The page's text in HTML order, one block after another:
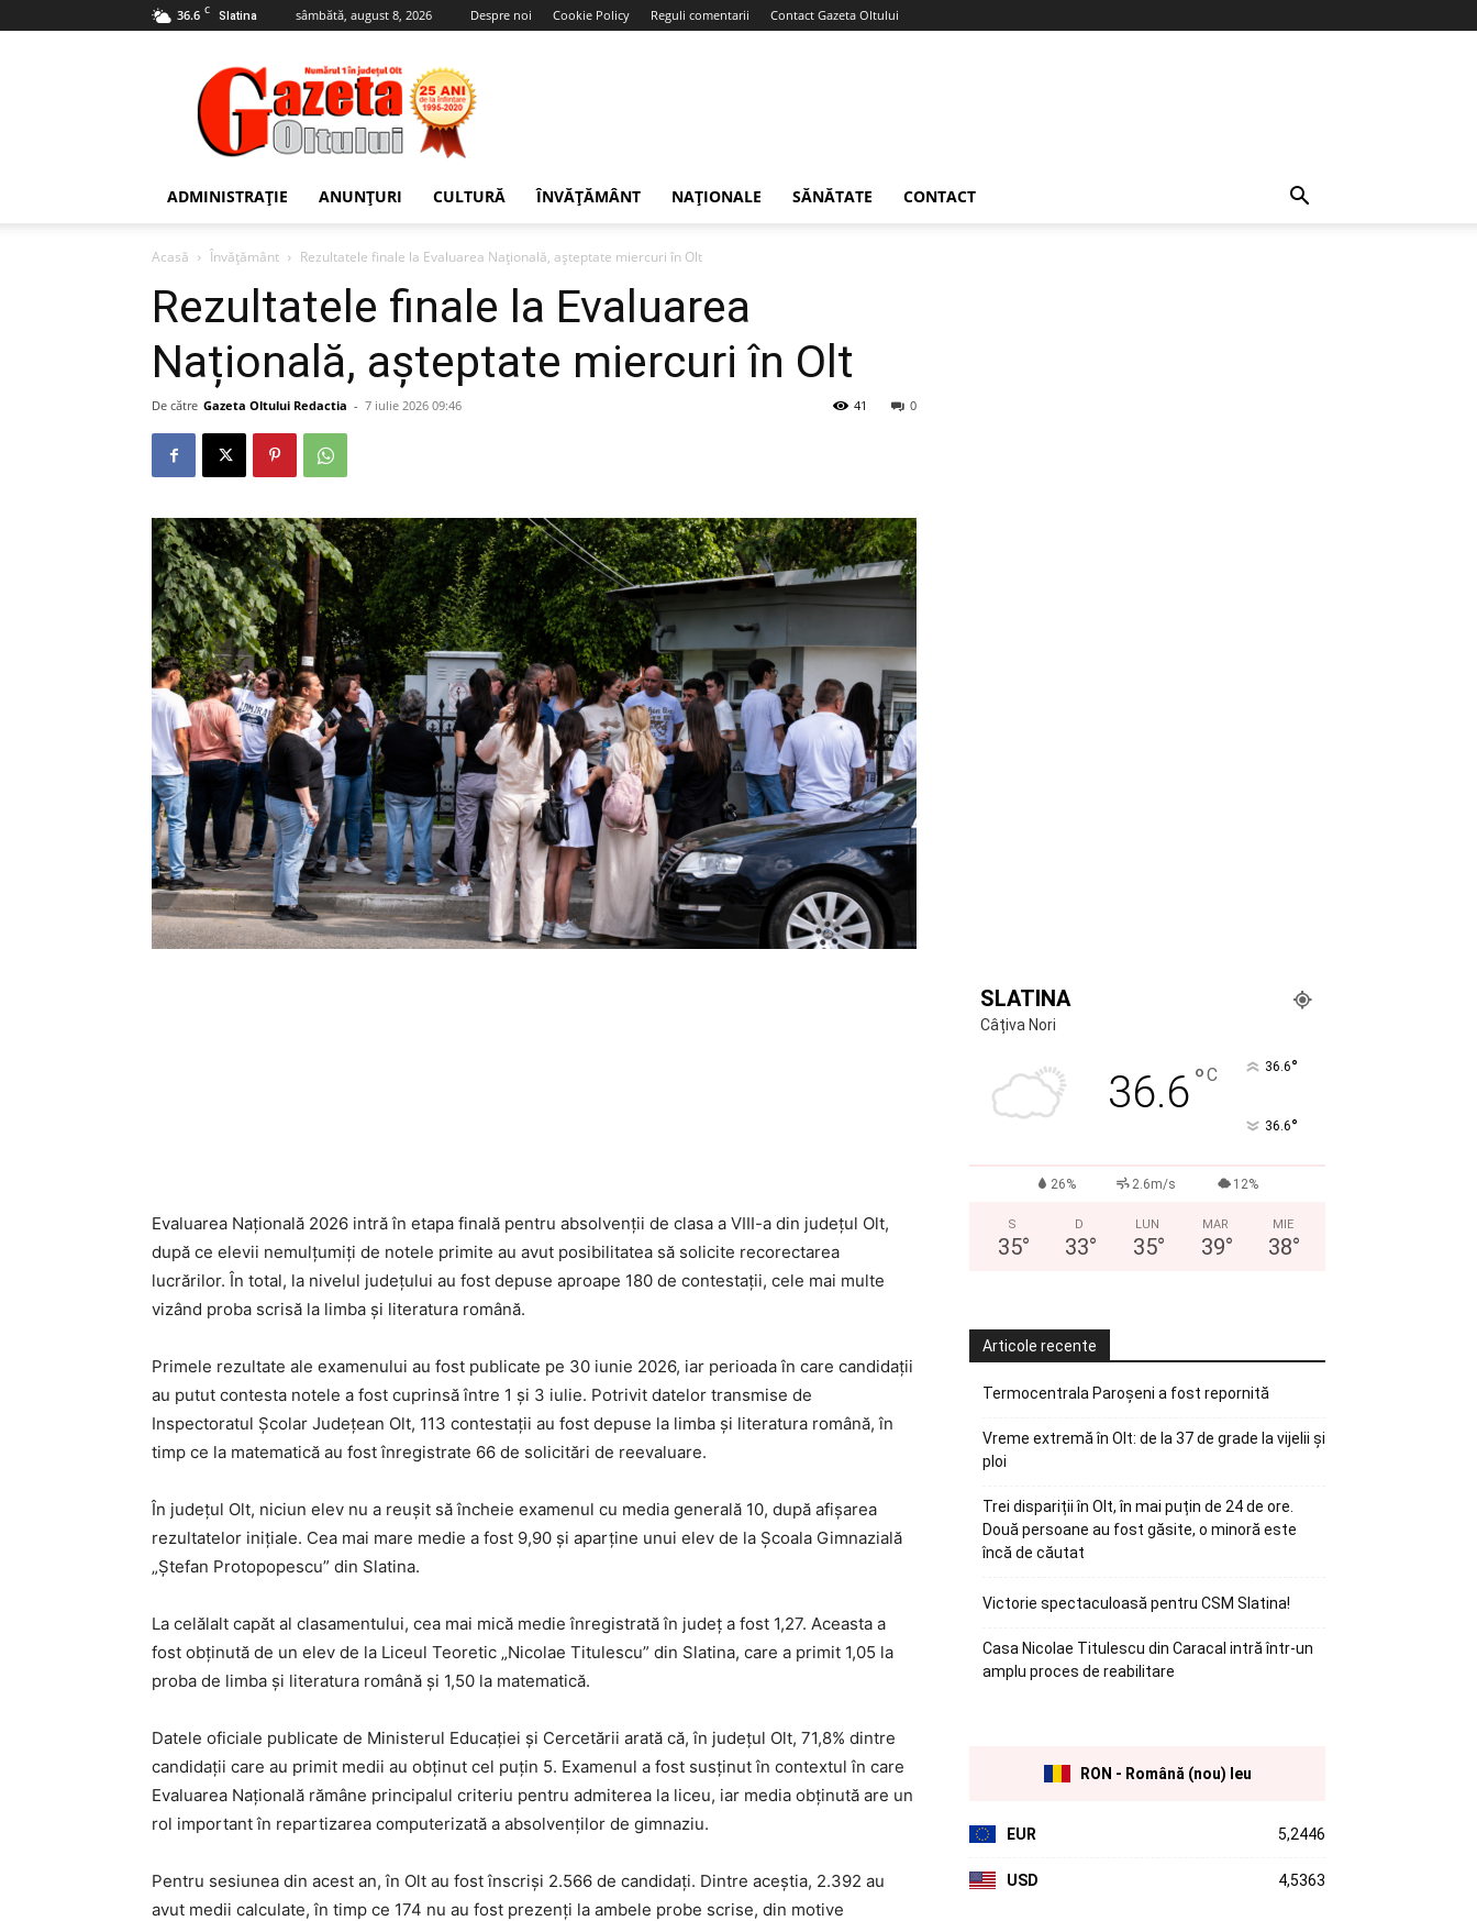
36.6 C Slatina sâmbătă, august 8, 2026 Despre noi Cookie Policy Reguli comentarii Contact Gazeta Oltului
Gazeta
Oltului
ADMINISTRAȚIE ANUNȚURI CULTURĂ ÎNVĂȚĂMÂNT NAȚIONALE SĂNĂTATE CONTACT
Acasă Învățământ Rezultatele finale la Evaluarea Națională, așteptate miercuri în Olt
Rezultatele finale la Evaluarea
Națională, așteptate miercuri în Olt
De către Gazeta Oltului Redactia - 7 iulie 2026 09:46 0
41
Evaluarea Națională 2026 intră în etapa finală pentru absolvenții de clasa a VIII-a din județul Olt,
după ce elevii nemulțumiți de notele primite au avut posibilitatea să solicite recorectarea
lucrărilor. În total, la nivelul județului au fost depuse aproape 180 de contestații, cele mai multe
vizând proba scrisă la limba și literatura română.
Primele rezultate ale examenului au fost publicate pe 30 iunie 2026, iar perioada în care candidații
au putut contesta notele a fost cuprinsă între 1 și 3 iulie. Potrivit datelor transmise de
Inspectoratul Școlar Județean Olt, 113 contestații au fost depuse la limba și literatura română, în
timp ce la matematică au fost înregistrate 66 de solicitări de reevaluare.
În județul Olt, niciun elev nu a reușit să încheie examenul cu media generală 10, după afișarea
rezultatelor inițiale. Cea mai mare medie a fost 9,90 și aparține unui elev de la Școala Gimnazială
„Ștefan Protopopescu” din Slatina.
La celălalt capăt al clasamentului, cea mai mică medie înregistrată în județ a fost 1,27. Aceasta a
fost obținută de un elev de la Liceul Teoretic „Nicolae Titulescu” din Slatina, care a primit 1,05 la
proba de limba și literatura română și 1,50 la matematică.
Datele oficiale publicate de Ministerul Educației și Cercetării arată că, în județul Olt, 71,8% dintre
candidații care au primit medii au obținut cel puțin 5. Examenul a fost susținut în contextul în care
Evaluarea Națională rămâne principalul criteriu pentru admiterea la liceu, iar media obținută are un
rol important în repartizarea computerizată a absolvenților de gimnaziu.
Pentru sesiunea din acest an, în Olt au fost înscriși 2.566 de candidați. Dintre aceștia, 2.392 au
avut medii calculate, în timp ce 174 nu au fost prezenți la ambele probe scrise, din motive
SLATINA
Câțiva Nori
36.6°C 36.6°
36.6°
26% 2.6m/s 12%
S
35°
D
33°
LUN
35°
MAR
39°
MIE
38°
Articole recente
Termocentrala Paroșeni a fost repornită
Vreme extremă în Olt: de la 37 de grade la vijelii și
ploi
Trei dispariții în Olt, în mai puțin de 24 de ore.
Două persoane au fost găsite, o minoră este
încă de căutat
Victorie spectaculoasă pentru CSM Slatina!
Casa Nicolae Titulescu din Caracal intră într-un
amplu proces de reabilitare
RON - Română (nou) leu
EUR 5,2446
USD 4,5363